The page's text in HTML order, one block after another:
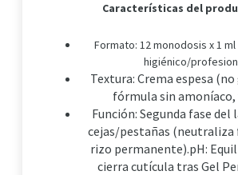
Características del
Formato: 12 monodosis x 1
higiénico/
Textura: Crema espesa
fórmula sin amoníaco,
Función: Segunda fase del
cejas/pestañas (neutraliza
rizo permanente).pH:
cierra cutícula tras Gel